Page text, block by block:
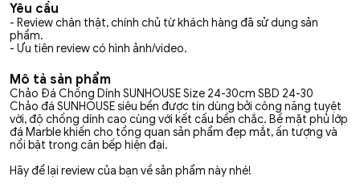
Yêu cầu
- Review chân thật, chính chủ từ khách hàng đã sử dụng sản
phẩm.
- Ưu tiên review có hình ảnh/video.
Mô tả sản phẩm
Chảo Đá Chống Dính SUNHOUSE Size 24-30cm SBD 24-30
Chảo đá SUNHOUSE siêu bền được tin dùng bởi công năng tuyệt
vời, độ chống dính cao cùng với kết cấu bền chắc. Bề mặt phủ lớp
đá Marble khiến cho tổng quan sản phẩm đẹp mắt, ấn tượng và
nổi bật trong căn bếp hiện đại.
Hãy để lại review của bạn về sản phẩm này nhé!